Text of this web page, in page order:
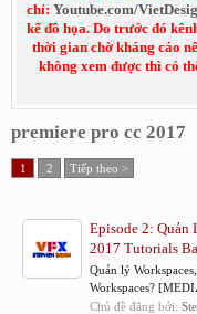
chỉ: Youtube.com/
kế đồ họa. Do trước đó
thời gian chờ kháng cáo
không xem được thì có
premiere pro cc 2017
1 2 Tiếp theo >
Episode 2: Quản
2017 Tutorials
Quản lý
Workspaces?
Chủ đề đăng bởi: